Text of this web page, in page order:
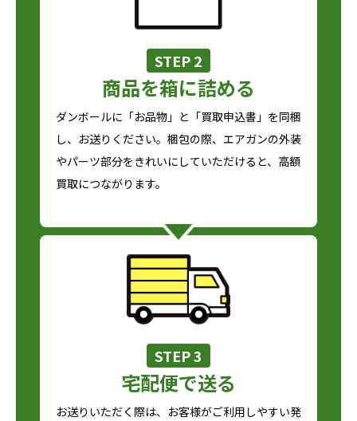
STEP 2
商品を箱に詰める
ダンボールに「お品物」と「買取申込書」を同梱
し、お送りください。梱包の際、エアガンの外装
やパーツ部分をきれいにしていただけると、高額
買取につながります。
STEP 3
宅配便で送る
お送りいただく際は、お客様がご利用しやすい発